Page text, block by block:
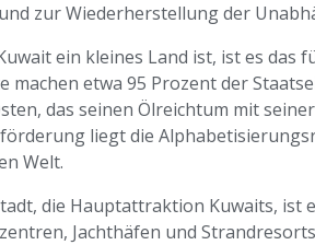
zur Wiederherstellung der
ein kleines Land ist, ist es
machen etwa 95 Prozent der
das seinen Ölreichtum mit
liegt die
Welt.
die Hauptattraktion Kuwaits, ist
Jachthäfen und